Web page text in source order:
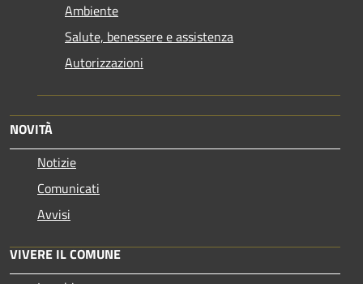
Ambiente
Salute, benessere e assistenza
Autorizzazioni
NOVITÀ
Notizie
Comunicati
Avvisi
VIVERE IL COMUNE